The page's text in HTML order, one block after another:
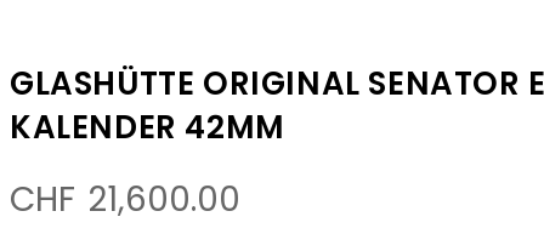
GLASHÜTTE ORIGINAL SENATOR
KALENDER 42MM
CHF 21,600.00